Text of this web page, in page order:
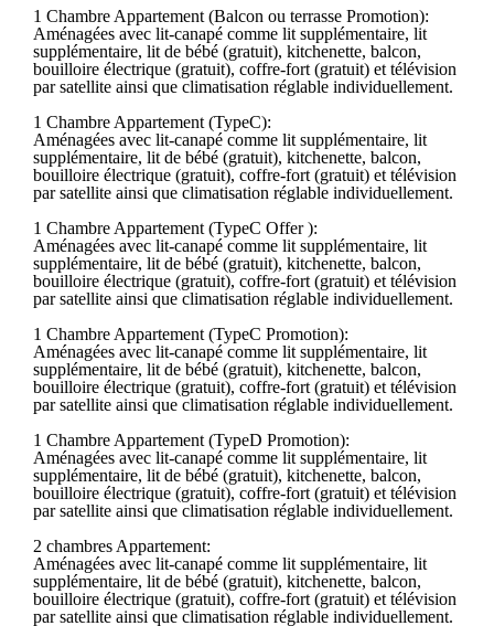
1 Chambre Appartement (Balcon ou terrasse Promotion):
Aménagées avec lit-canapé comme lit supplémentaire, lit
supplémentaire, lit de bébé (gratuit), kitchenette, balcon,
bouilloire électrique (gratuit), coffre-fort (gratuit) et télévision
par satellite ainsi que climatisation réglable individuellement.
1 Chambre Appartement (TypeC):
Aménagées avec lit-canapé comme lit supplémentaire, lit
supplémentaire, lit de bébé (gratuit), kitchenette, balcon,
bouilloire électrique (gratuit), coffre-fort (gratuit) et télévision
par satellite ainsi que climatisation réglable individuellement.
1 Chambre Appartement (TypeC Offer ):
Aménagées avec lit-canapé comme lit supplémentaire, lit
supplémentaire, lit de bébé (gratuit), kitchenette, balcon,
bouilloire électrique (gratuit), coffre-fort (gratuit) et télévision
par satellite ainsi que climatisation réglable individuellement.
1 Chambre Appartement (TypeC Promotion):
Aménagées avec lit-canapé comme lit supplémentaire, lit
supplémentaire, lit de bébé (gratuit), kitchenette, balcon,
bouilloire électrique (gratuit), coffre-fort (gratuit) et télévision
par satellite ainsi que climatisation réglable individuellement.
1 Chambre Appartement (TypeD Promotion):
Aménagées avec lit-canapé comme lit supplémentaire, lit
supplémentaire, lit de bébé (gratuit), kitchenette, balcon,
bouilloire électrique (gratuit), coffre-fort (gratuit) et télévision
par satellite ainsi que climatisation réglable individuellement.
2 chambres Appartement:
Aménagées avec lit-canapé comme lit supplémentaire, lit
supplémentaire, lit de bébé (gratuit), kitchenette, balcon,
bouilloire électrique (gratuit), coffre-fort (gratuit) et télévision
par satellite ainsi que climatisation réglable individuellement.